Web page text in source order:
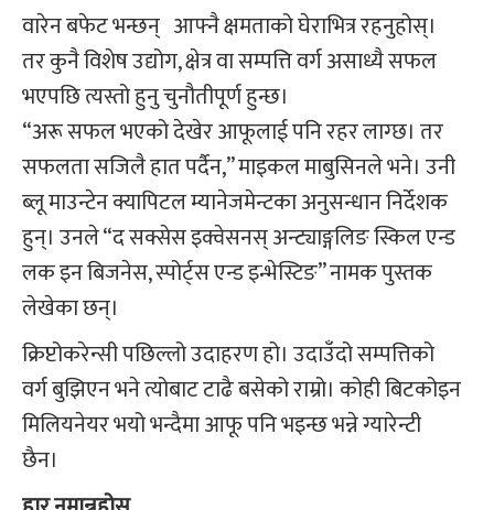
वारेन बफेट भन्छन् आफ्नै क्षमताको घेराभित्र रहनुहोस्।
तर कुनै विशेष उद्योग, क्षेत्र वा सम्पत्ति वर्ग असाध्यै सफल
भएपछि त्यस्तो हुनु चुनौतीपूर्ण हुन्छ।
“अरू सफल भएको देखेर आफूलाई पनि रहर लाग्छ। तर
सफलता सजिलै हात पर्दैन,” माइकल माबुसिनले भने। उनी
ब्लू माउन्टेन क्यापिटल म्यानेजमेन्टका अनुसन्धान निर्देशक
हुन्। उनले “द सक्सेस इक्वेसनस् अन्ट्याङ्गलिङ स्किल एन्ड
लक इन बिजनेस, स्पोर्ट्स एन्ड इन्भेस्टिङ” नामक पुस्तक
लेखेका छन्।
क्रिप्टोकरेन्सी पछिल्लो उदाहरण हो। उदाउँदो सम्पत्तिको
वर्ग बुझिएन भने त्योबाट टाढै बसेको राम्रो। कोही बिटकोइन
मिलियनेयर भयो भन्दैमा आफू पनि भइन्छ भन्ने ग्यारेन्टी
छैन।